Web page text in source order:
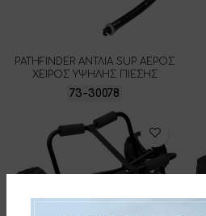
PATHFINDER ΑΝΤΛΙΑ SUP ΑΕΡΟΣ
ΧΕΙΡΟΣ ΥΨΗΛΗΣ ΠΙΕΣΗΣ
73-30078